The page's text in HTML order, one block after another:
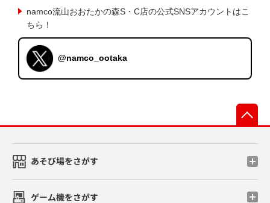
namco流山おおたかの森S・C店の公式SNSアカウントはこ
ちら！
@namco_ootaka
あそび場をさがす
ゲーム機をさがす